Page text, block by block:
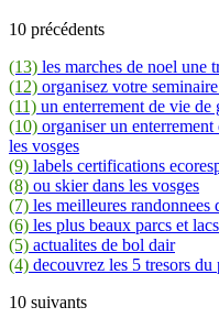
10 précédents
(13) les marches de noel une
(12) organisez votre
(11) un enterrement de vie de
(10) organiser un
les vosges
(9) labels certifications
(8) ou skier dans les vosges
(7) les meilleures randonnees
(6) les plus beaux parcs et
(5) actualites de bol dair
(4) decouvrez les 5 tresors
10 suivants